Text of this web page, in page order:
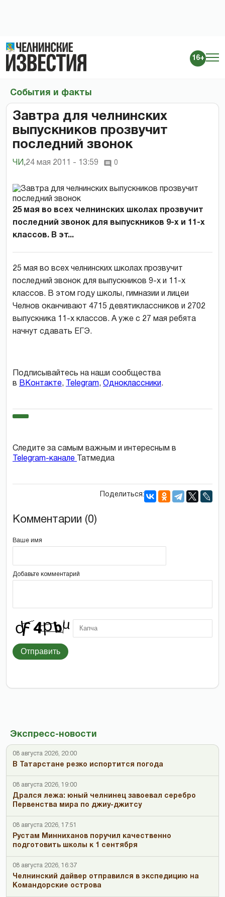
16+
Экспресс-новости
08 августа 2026, 20:00
В Татарстане резко испортится погода
08 августа 2026, 19:00
Дрался лежа: юный челнинец завоевал серебро
Первенства мира по джиу-джитсу
08 августа 2026, 17:51
Рустам Минниханов поручил качественно
подготовить школы к 1 сентября
08 августа 2026, 16:37
Челнинский дайвер отправился в экспедицию на
Командорские острова
События и факты
Завтра для челнинских
выпускников прозвучит
последний звонок
ЧИ ,24 мая 2011 - 13:59 0
25 мая во всех челнинских школах прозвучит
последний звонок для выпускников 9-х и 11-х
классов. В эт...
25 мая во всех челнинских школах прозвучит
последний звонок для выпускников 9-х и 11-х
классов. В этом году школы, гимназии и лицеи
Челнов оканчивают 4715 девятиклассников и 2702
выпускника 11-х классов. А уже с 27 мая ребята
начнут сдавать ЕГЭ.
Подписывайтесь на наши сообщества
в ВКонтакте, Telegram, Одноклассники.
Следите за самым важным и интересным в
Telegram-канале
Татмедиа
Поделиться:
Комментарии (0)
Ваше имя
Добавьте комментарий
Отправить